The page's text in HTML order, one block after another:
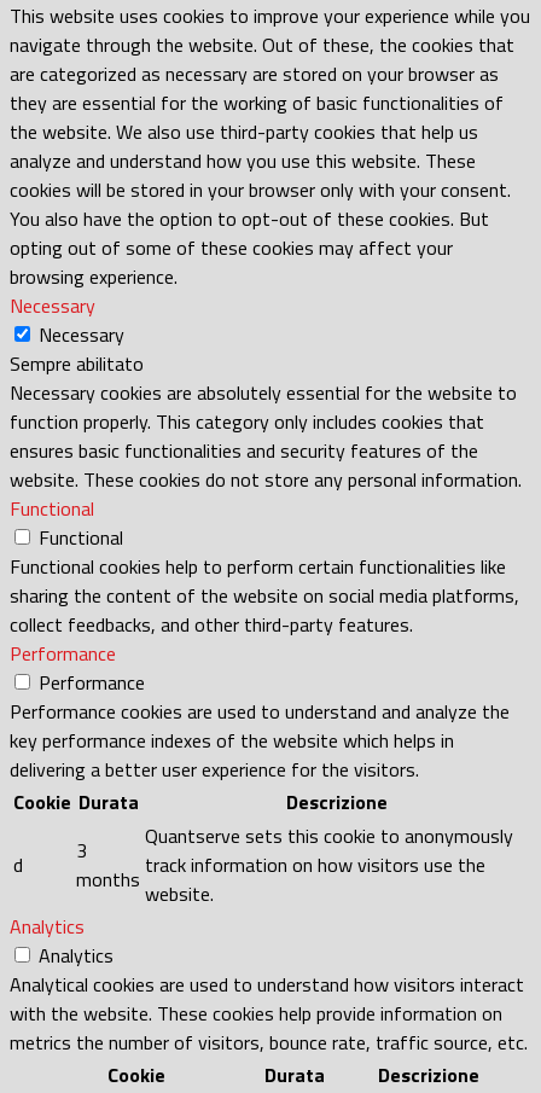
This website uses cookies to improve your experience while you
navigate through the website. Out of these, the cookies that
are categorized as necessary are stored on your browser as
they are essential for the working of basic functionalities of
the website. We also use third-party cookies that help us
analyze and understand how you use this website. These
cookies will be stored in your browser only with your consent.
You also have the option to opt-out of these cookies. But
opting out of some of these cookies may affect your
browsing experience.
Necessary
Necessary
Sempre abilitato
Necessary cookies are absolutely essential for the website to
function properly. This category only includes cookies that
ensures basic functionalities and security features of the
website. These cookies do not store any personal information.
Functional
Functional
Functional cookies help to perform certain functionalities like
sharing the content of the website on social media platforms,
collect feedbacks, and other third-party features.
Performance
Performance
Performance cookies are used to understand and analyze the
key performance indexes of the website which helps in
delivering a better user experience for the visitors.
Cookie Durata Descrizione
d
3
months
Quantserve sets this cookie to anonymously
track information on how visitors use the
website.
Analytics
Analytics
Analytical cookies are used to understand how visitors interact
with the website. These cookies help provide information on
metrics the number of visitors, bounce rate, traffic source, etc.
Cookie
Durata Descrizione